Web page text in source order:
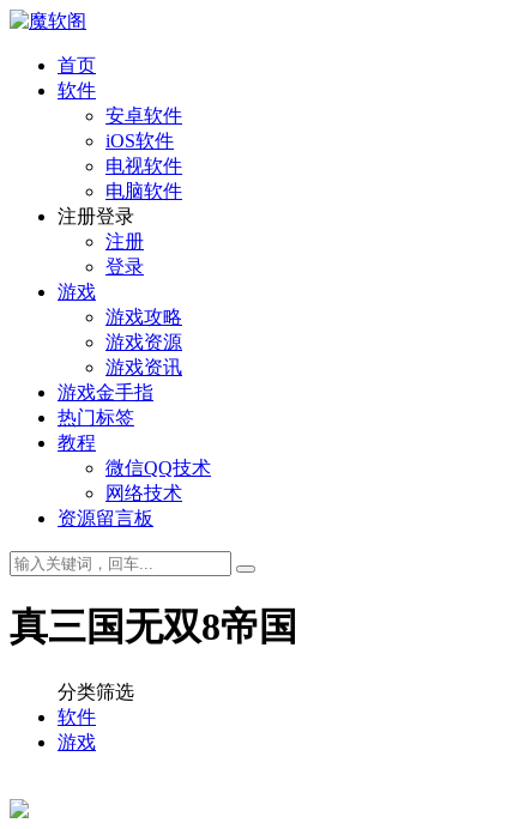
首页
软件
安卓软件
iOS软件
电视软件
电脑软件
注册登录
注册
登录
游戏
游戏攻略
游戏资源
游戏资讯
游戏金手指
热门标签
教程
微信QQ技术
网络技术
资源留言板
真三国无双8帝国
分类筛选
软件
游戏